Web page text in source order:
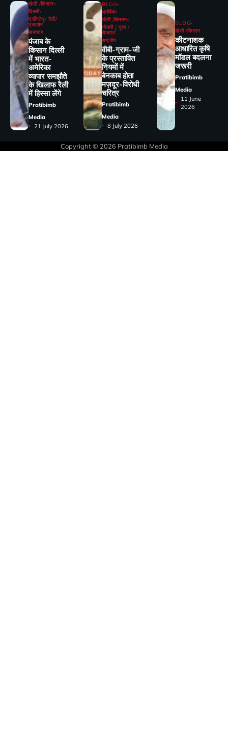
खेती /किसान
दिल्ली
प्रतिरोध/ रैली/
प्रदर्शन
समाचार
पंजाब के
किसान दिल्ली
में भारत-
अमेरिका
व्यापार समझौते
के खिलाफ रैली
में हिस्सा लेंगे
Pratibimb
Media
21 July 2026
BLOG
आर्थिक
खेती /किसान
नौकरी / युवा /
रोजगार
राष्ट्रीय
वीबी-ग्राम-जी
के प्रस्तावित
नियमों में
बेनकाब होता
मज़दूर-विरोधी
चरित्र
Pratibimb
Media
8 July 2026
BLOG
खेती /किसान
कीटनाशक
आधारित कृषि
मॉडल बदलना
जरूरी
Pratibimb
Media
11 June
2026
Copyright © 2026 Pratibimb Media